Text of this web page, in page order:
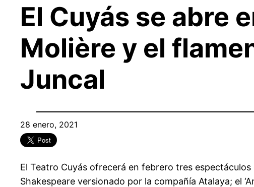
El Cuyás se abre
Molière y el
Juncal
28 enero, 2021
El Teatro Cuyás ofrecerá en febrero tres espectáculos
Shakespeare versionado por la compañía Atalaya; el